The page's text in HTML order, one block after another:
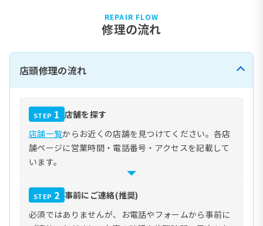
REPAIR FLOW
修理の流れ
店頭修理の流れ
STEP 1 店舗を探す
店舗一覧からお近くの店舗を見つけてください。各店
舗ページに営業時間・電話番号・アクセスを記載して
います。
STEP 2 事前にご連絡(推奨)
必須ではありませんが、お電話やフォームから事前に